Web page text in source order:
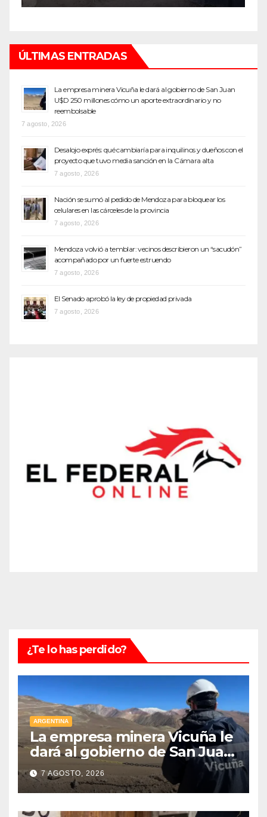
ÚLTIMAS ENTRADAS
La empresa minera Vicuña le dará al gobierno de San Juan
U$D 250 millones cómo un aporte extraordinario y no
reembolsable
7 agosto, 2026
Desalojo exprés: qué cambiaría para inquilinos y dueños con el
proyecto que tuvo media sanción en la Cámara alta
7 agosto, 2026
Nación se sumó al pedido de Mendoza para bloquear los
celulares en las cárceles de la provincia
7 agosto, 2026
Mendoza volvió a temblar: vecinos describieron un “sacudón”
acompañado por un fuerte estruendo
7 agosto, 2026
El Senado aprobó la ley de propiedad privada
7 agosto, 2026
¿Te lo has perdido?
ARGENTINA
La empresa minera Vicuña le
dará al gobierno de San Juan
U$D 250 millones cómo un
aporte extraordinario y no
reembolsable
7 AGOSTO, 2026